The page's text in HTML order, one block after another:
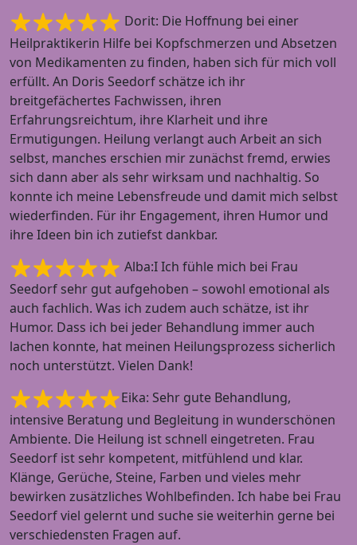
Dorit: Die Hoffnung bei einer
Heilpraktikerin Hilfe bei Kopfschmerzen und Absetzen
von Medikamenten zu finden, haben sich für mich voll
erfüllt. An Doris Seedorf schätze ich ihr
breitgefächertes Fachwissen, ihren
Erfahrungsreichtum, ihre Klarheit und ihre
Ermutigungen. Heilung verlangt auch Arbeit an sich
selbst, manches erschien mir zunächst fremd, erwies
sich dann aber als sehr wirksam und nachhaltig. So
konnte ich meine Lebensfreude und damit mich selbst
wiederfinden. Für ihr Engagement, ihren Humor und
ihre Ideen bin ich zutiefst dankbar.
Alba:I Ich fühle mich bei Frau
Seedorf sehr gut aufgehoben – sowohl emotional als
auch fachlich. Was ich zudem auch schätze, ist ihr
Humor. Dass ich bei jeder Behandlung immer auch
lachen konnte, hat meinen Heilungsprozess sicherlich
noch unterstützt. Vielen Dank!
Eika: Sehr gute Behandlung,
intensive Beratung und Begleitung in wunderschönen
Ambiente. Die Heilung ist schnell eingetreten. Frau
Seedorf ist sehr kompetent, mitfühlend und klar.
Klänge, Gerüche, Steine, Farben und vieles mehr
bewirken zusätzliches Wohlbefinden. Ich habe bei Frau
Seedorf viel gelernt und suche sie weiterhin gerne bei
verschiedensten Fragen auf.